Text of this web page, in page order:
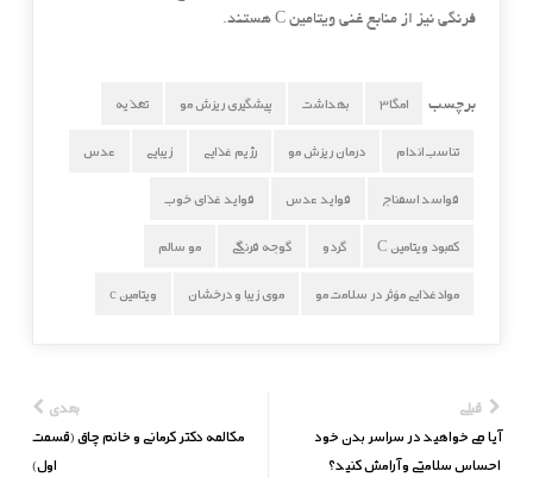
فرنگی نیز از منابع غنی ویتامین C هستند.
برچسب امگا3 بهداشت پیشگیری ریزش مو تغذیه
تناسب اندام درمان ریزش مو رژیم غذایی زیبایی عدس
فواسد اسفناج فواید عدس فواید غذای خوب
کمبود ویتامین C گردو گوجه فرنگی مو سالم
موادغذایی مؤثر در سلامت مو موی زیبا و درخشان ویتامین c
قبلی
آیا می خواهید در سراسر بدن خود
احساس سلامتی و آرامش کنید؟
بعدی
مکالمه دکتر کرمانی و خانم چاق (قسمت
اول)